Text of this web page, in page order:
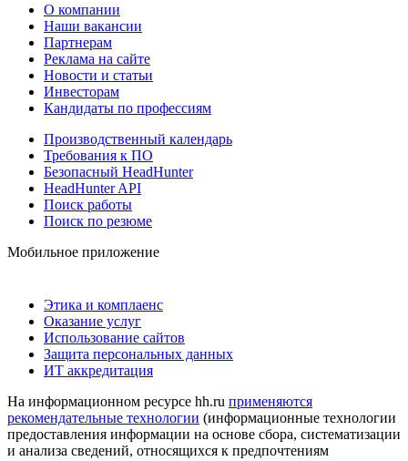
О компании
Наши вакансии
Партнерам
Реклама на сайте
Новости и статьи
Инвесторам
Кандидаты по профессиям
Производственный календарь
Требования к ПО
Безопасный HeadHunter
HeadHunter API
Поиск работы
Поиск по резюме
Мобильное приложение
Этика и комплаенс
Оказание услуг
Использование сайтов
Защита персональных данных
ИТ аккредитация
На информационном ресурсе hh.ru применяются
рекомендательные технологии (информационные технологии
предоставления информации на основе сбора, систематизации
и анализа сведений, относящихся к предпочтениям